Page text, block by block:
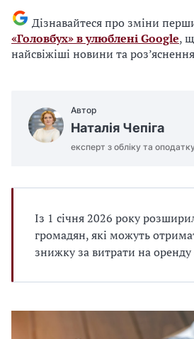
Дізнавайтеся про зміни
«Головбух» в улюблені Google,
найсвіжіші новини та роз’яснення
Автор
Наталія Чепіга
експерт з обліку та
Із 1 січня 2026 року
громадян, які можуть
знижку за витрати на